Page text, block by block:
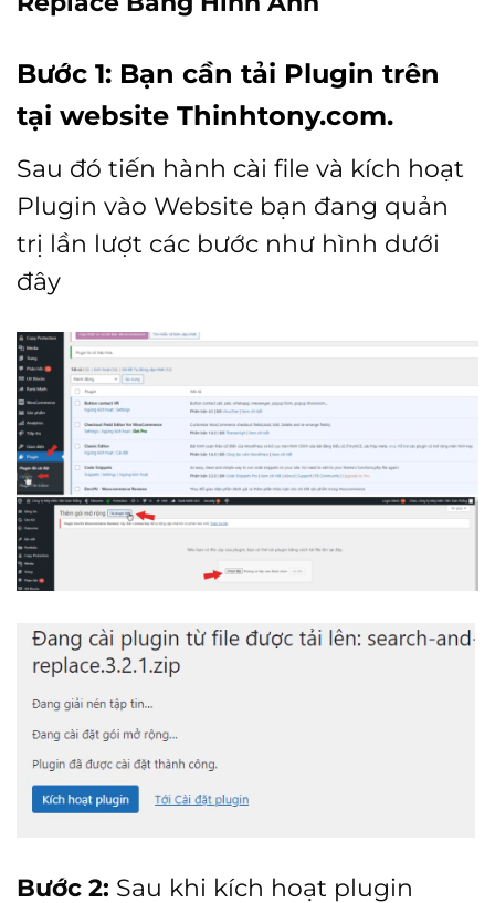
Bước 1: Bạn cần tải Plugin trên
tại website Thinhtony.com.
Sau đó tiến hành cài file và kích hoạt
Plugin vào Website bạn đang quản
trị lần lượt các bước như hình dưới
đây
Bước 2: Sau khi kích hoạt plugin